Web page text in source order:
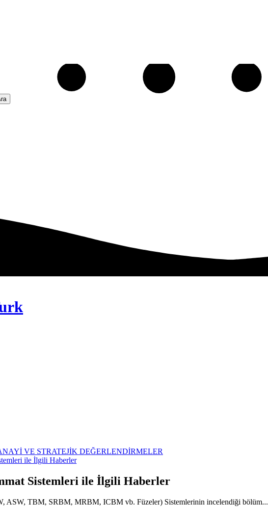
VE STRATEJİK DEĞERLENDİRMELER
ile İlgili Haberler
Sistemleri ile İlgili Haberler
ASW, TBM, SRBM, MRBM, ICBM vb. Füzeler) Sistemlerinin incelendiği bölüm...